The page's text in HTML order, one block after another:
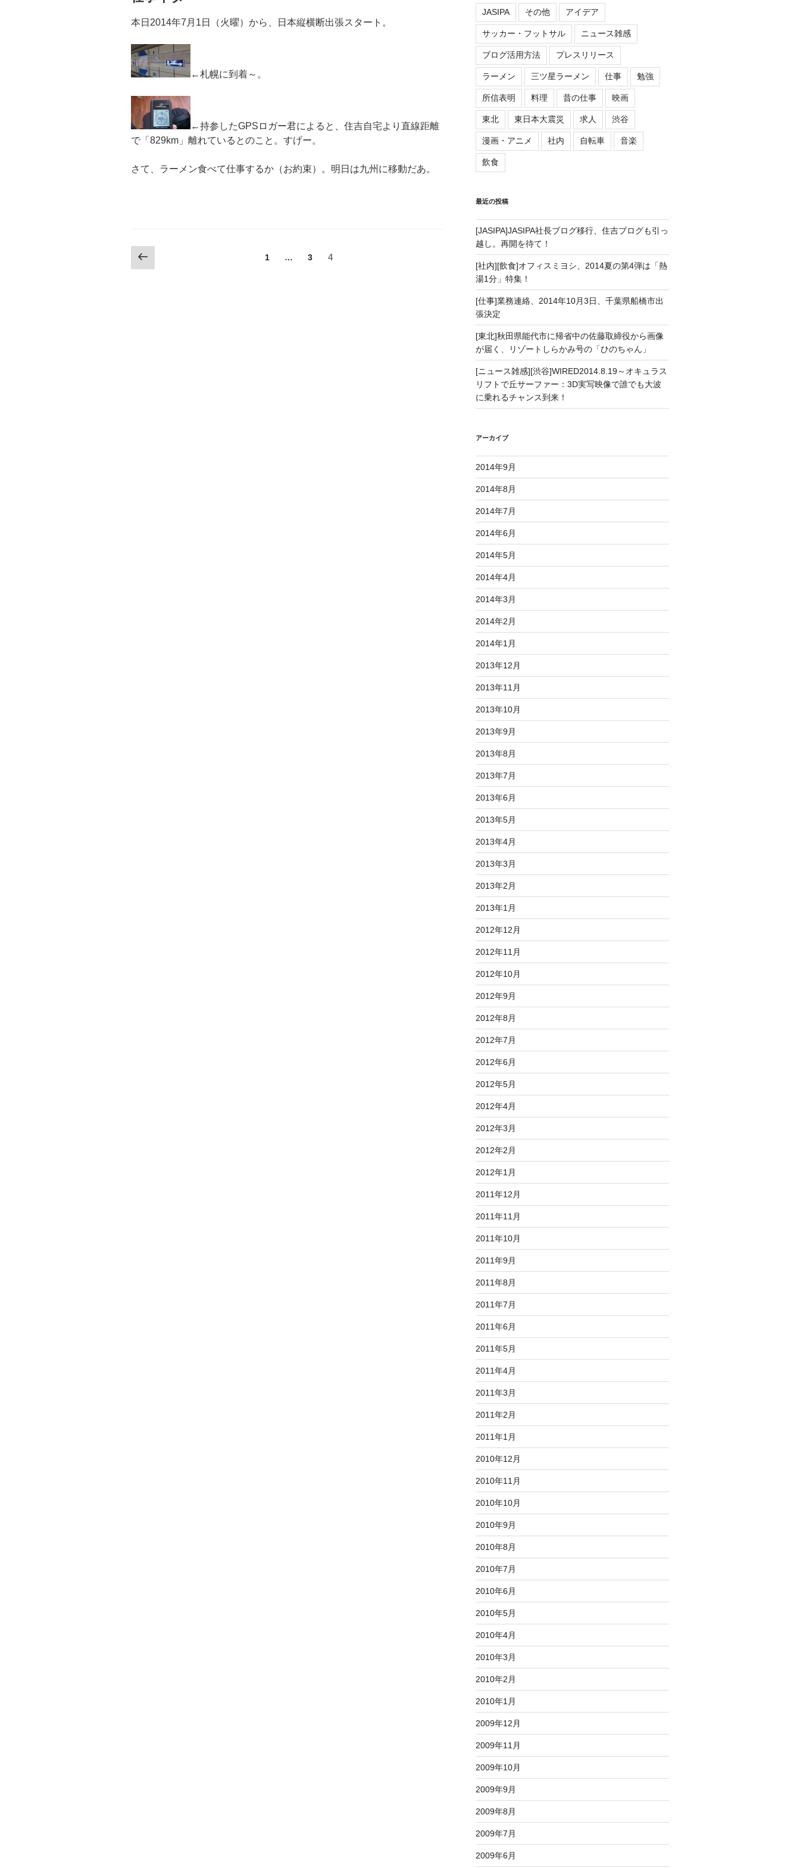
本日2014年7月1日（火曜）から、日本縦横断出張スタート。
←札幌に到着～。
←持参したGPSロガー君によると、住吉自宅より直線距離
で「829km」離れているとのこと。すげー。
さて、ラーメン食べて仕事するか（お約束）。明日は九州に移動だあ。
投
の
ペ
1 …
ペ
3
ペ
4
JASIPA その他 アイデア
サッカー・フットサル ニュース雑感
ブログ活用方法 プレスリリース
ラーメン 三ツ星ラーメン 仕事 勉強
所信表明 料理 昔の仕事 映画
東北 東日本大震災 求人 渋谷
漫画・アニメ 社内 自転車 音楽
飲食
最近の投稿
[JASIPA]JASIPA社長ブログ移行、住吉ブログも引っ
越し。再開を待て！
[社内][飲食]オフィスミヨシ、2014夏の第4弾は「熱
湯1分」特集！
[仕事]業務連絡、2014年10月3日、千葉県船橋市出
張決定
[東北]秋田県能代市に帰省中の佐藤取締役から画像
が届く、リゾートしらかみ号の「ひのちゃん」
[ニュース雑感][渋谷]WIRED2014.8.19～オキュラス
リフトで丘サーファー：3D実写映像で誰でも大波
に乗れるチャンス到来！
アーカイブ
2014年9月
2014年8月
2014年7月
2014年6月
2014年5月
2014年4月
2014年3月
2014年2月
2014年1月
2013年12月
2013年11月
2013年10月
2013年9月
2013年8月
2013年7月
2013年6月
2013年5月
2013年4月
2013年3月
2013年2月
2013年1月
2012年12月
2012年11月
2012年10月
2012年9月
2012年8月
2012年7月
2012年6月
2012年5月
2012年4月
2012年3月
2012年2月
2012年1月
2011年12月
2011年11月
2011年10月
2011年9月
2011年8月
2011年7月
2011年6月
2011年5月
2011年4月
2011年3月
2011年2月
2011年1月
2010年12月
2010年11月
2010年10月
2010年9月
2010年8月
2010年7月
2010年6月
2010年5月
2010年4月
2010年3月
2010年2月
2010年1月
2009年12月
2009年11月
2009年10月
2009年9月
2009年8月
2009年7月
2009年6月